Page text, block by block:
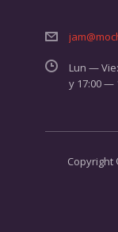
Lun —
y 17:00 —
Copyright